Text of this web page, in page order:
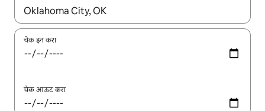
जेव्हा परिणाम उपलब्ध असतील, तेव्हा वरच्या आणि खाली बाणांच्या किजसह
चेक इन करा
चेक आऊट करा